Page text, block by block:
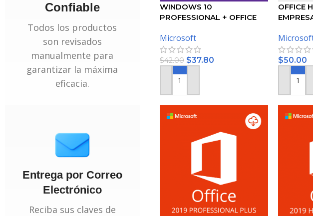
Confiable
Todos los productos
son revisados
manualmente para
garantizar la máxima
eficacia.
Entrega por Correo
Electrónico
Reciba sus claves de
WINDOWS 10
PROFESSIONAL + OFFICE
– PAQUETE
Microsoft
$42.00 $37.80
AÑADIR AL CARRITO
OFFICE
$50.00
AÑADIR